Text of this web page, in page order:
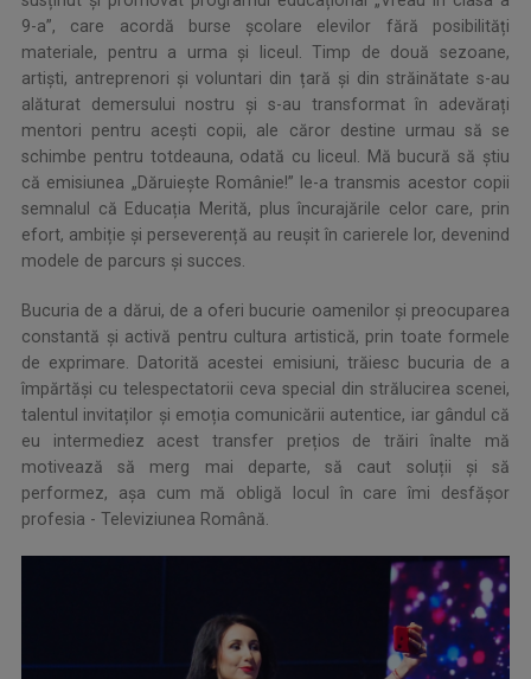
9-a”, care acordă burse școlare elevilor fără posibilități
materiale, pentru a urma și liceul. Timp de două sezoane,
artiști, antreprenori și voluntari din țară și din străinătate s-au
alăturat demersului nostru și s-au transformat în adevărați
mentori pentru acești copii, ale căror destine urmau să se
schimbe pentru totdeauna, odată cu liceul. Mă bucură să știu
că emisiunea „Dăruiește Românie!” le-a transmis acestor copii
semnalul că Educația Merită, plus încurajările celor care, prin
efort, ambiție și perseverență au reușit în carierele lor, devenind
modele de parcurs și succes.
Bucuria de a dărui, de a oferi bucurie oamenilor și preocuparea
constantă și activă pentru cultura artistică, prin toate formele
de exprimare. Datorită acestei emisiuni, trăiesc bucuria de a
împărtăși cu telespectatorii ceva special din strălucirea scenei,
talentul invitaților și emoția comunicării autentice, iar gândul că
eu intermediez acest transfer prețios de trăiri înalte mă
motivează să merg mai departe, să caut soluții și să
performez, așa cum mă obligă locul în care îmi desfășor
profesia - Televiziunea Română.